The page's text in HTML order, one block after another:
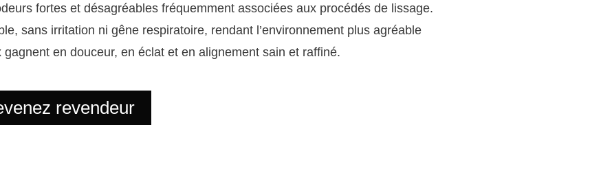
fortes et désagréables fréquemment associées aux procédés de lissage.
sans irritation ni gêne respiratoire, rendant l’environnement plus agréable
en douceur, en éclat et en alignement sain et raffiné.
revendeur